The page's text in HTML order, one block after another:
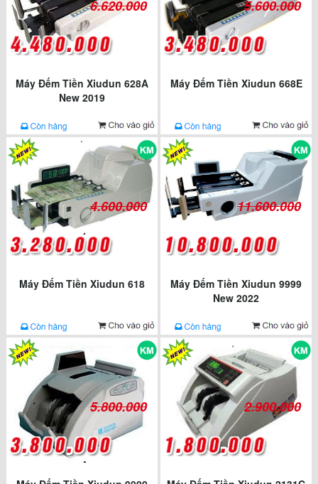
6.620.000
Máy Đếm Tiền Xiudun 628A
New 2019
5.600.000
Máy Đếm Tiền Xiudun 668E
4.600.000
Máy Đếm Tiền Xiudun 618
11.600.000
Máy Đếm Tiền Xiudun 9999
New 2022
5.800.000 2.900.000